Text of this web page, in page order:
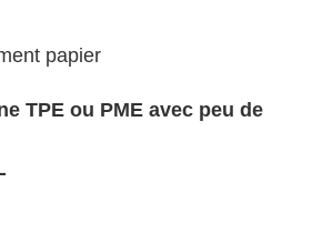
papier
TPE ou PME avec peu de